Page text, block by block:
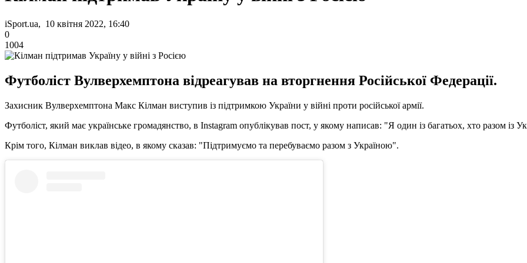
iSport.ua, 10 квітня 2022, 16:40
0
1004
Футболіст Вулверхемптона відреагував на вторгнення Російської Федерації.
Захисник Вулверхемптона Макс Кілман виступив із підтримкою України у війні проти російської армії.
Футболіст, який має українське громадянство, в Instagram опублікував пост, у якому написав: "Я один із багатьох, хто разом із
Крім того, Кілман виклав відео, в якому сказав: "Підтримуємо та перебуваємо разом з Україною".